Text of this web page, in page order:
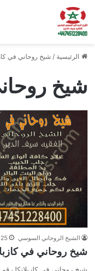
الرئيسية / شيخ روحاني في
شيخ
الشيخ الروحاني السوسي
شيخ روحاني في